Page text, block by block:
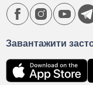
Завантажити